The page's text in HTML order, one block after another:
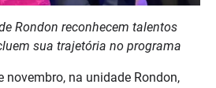
Rondon reconhecem talentos
sua trajetória no programa
novembro, na unidade Rondon,